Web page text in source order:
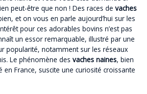
peut-être que non ! Des races de vaches
et on vous en parle aujourd’hui sur les
pour ces adorables bovins n’est pas
un essor remarquable, illustré par une
popularité, notamment sur les réseaux
Le phénomène des vaches naines, bien
France, suscite une curiosité croissante